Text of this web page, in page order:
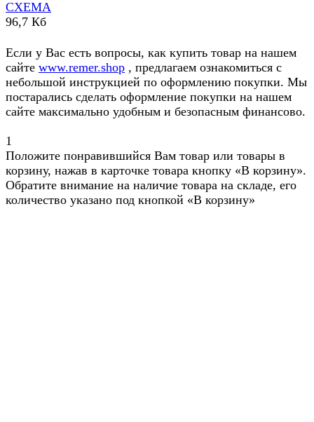
СХЕМА
96,7 Кб
Если у Вас есть вопросы, как купить товар на нашем
сайте www.remer.shop , предлагаем ознакомиться с
небольшой инструкцией по оформлению покупки. Мы
постарались сделать оформление покупки на нашем
сайте максимально удобным и безопасным финансово.
1
Положите понравившийся Вам товар или товары в
корзину, нажав в карточке товара кнопку «В корзину».
Обратите внимание на наличие товара на складе, его
количество указано под кнопкой «В корзину»